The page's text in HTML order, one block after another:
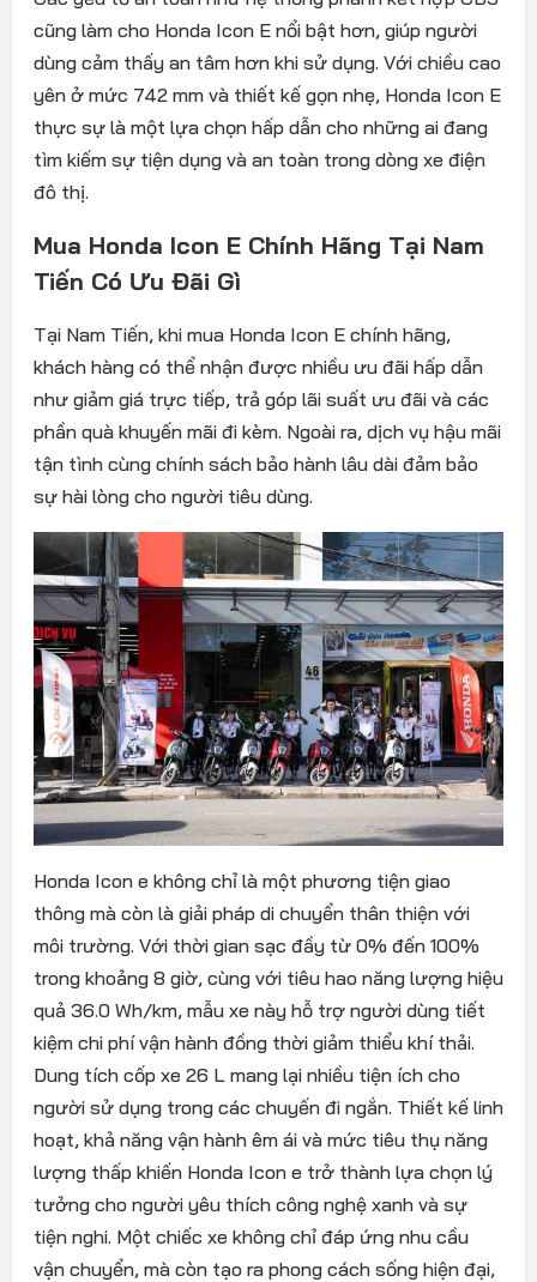
cũng làm cho Honda Icon E nổi bật hơn, giúp người
dùng cảm thấy an tâm hơn khi sử dụng. Với chiều cao
yên ở mức 742 mm và thiết kế gọn nhẹ, Honda Icon E
thực sự là một lựa chọn hấp dẫn cho những ai đang
tìm kiếm sự tiện dụng và an toàn trong dòng xe điện
đô thị.
Mua Honda Icon E Chính Hãng Tại Nam
Tiến Có Ưu Đãi Gì
Tại Nam Tiến, khi mua Honda Icon E chính hãng,
khách hàng có thể nhận được nhiều ưu đãi hấp dẫn
như giảm giá trực tiếp, trả góp lãi suất ưu đãi và các
phần quà khuyến mãi đi kèm. Ngoài ra, dịch vụ hậu mãi
tận tình cùng chính sách bảo hành lâu dài đảm bảo
sự hài lòng cho người tiêu dùng.
Honda Icon e không chỉ là một phương tiện giao
thông mà còn là giải pháp di chuyển thân thiện với
môi trường. Với thời gian sạc đầy từ 0% đến 100%
trong khoảng 8 giờ, cùng với tiêu hao năng lượng hiệu
quả 36.0 Wh/km, mẫu xe này hỗ trợ người dùng tiết
kiệm chi phí vận hành đồng thời giảm thiểu khí thải.
Dung tích cốp xe 26 L mang lại nhiều tiện ích cho
người sử dụng trong các chuyến đi ngắn. Thiết kế linh
hoạt, khả năng vận hành êm ái và mức tiêu thụ năng
lượng thấp khiến Honda Icon e trở thành lựa chọn lý
tưởng cho người yêu thích công nghệ xanh và sự
tiện nghi. Một chiếc xe không chỉ đáp ứng nhu cầu
vận chuyển, mà còn tạo ra phong cách sống hiện đại,